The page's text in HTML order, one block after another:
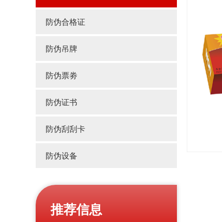
防伪合格证
防伪吊牌
防伪票劵
防伪证书
防伪刮刮卡
防伪设备
推荐信息